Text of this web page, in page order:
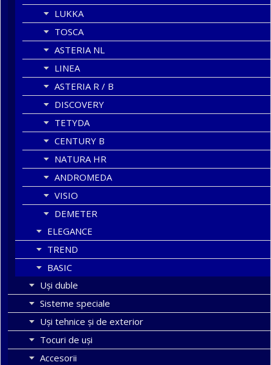
LUKKA
TOSCA
ASTERIA NL
LINEA
ASTERIA R / B
DISCOVERY
TETYDA
CENTURY B
NATURA HR
ANDROMEDA
VISIO
DEMETER
ELEGANCE
TREND
BASIC
Uşi duble
Sisteme speciale
Uși tehnice și de exterior
Tocuri de uși
Accesorii